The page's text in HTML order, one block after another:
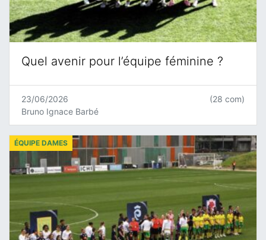
Quel avenir pour l’équipe féminine ?
23/06/2026
Bruno Ignace Barbé
(28 com)
ÉQUIPE DAMES